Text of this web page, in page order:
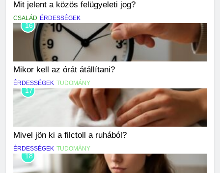
Mit jelent a közös felügyeleti jog?
CSALÁD ÉRDESSÉGEK
16
Mikor kell az órát átállítani?
ÉRDESSÉGEK TUDOMÁNY
17
Mivel jön ki a filctoll a ruhából?
ÉRDESSÉGEK TUDOMÁNY
18